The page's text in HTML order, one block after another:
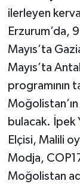
ilerleyen
Erzurum’da,
Mayıs’ta
Mayıs’ta
programının
bulacak. İpek
Elçisi, Malili
Modja,
Moğolistan